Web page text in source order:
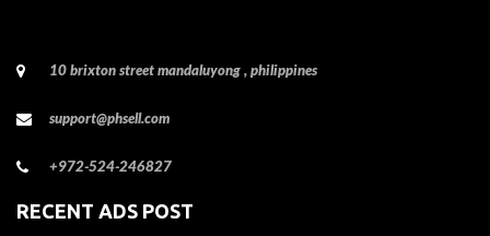
10 brixton street mandaluyong , philippines
support@phsell.com
+972-524-246827
RECENT ADS POST